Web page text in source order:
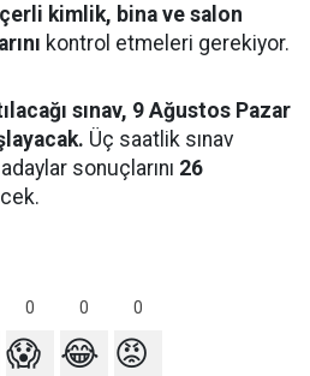
kimlik, bina ve salon
kontrol etmeleri gerekiyor.
sınav, 9 Ağustos Pazar
Üç saatlik sınav
sonuçlarını 26
0 0 0
😱 😂 😡